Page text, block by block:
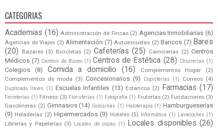
CATEGORIAS
Academias (16) Administración de Fincas (2) Agencias Inmobiliarias (6)
Agencias de Viajes (2) Alimentación (7) Autoescuelas (2) Bancos (7) Bares
(20)
Bazares (3) Bicicletas (2) Cafeterías (25) Carnicerías (2) Centros
Médicos (7) Centros de Buceo (1) Centros de Estética (28) Churrerías (1)
Colegios (8) Comida a domicilio (16) Complementos Hogar
(2)
Complementos de moda (3) Concesionarios (9) Copisterías (1) Correos (4)
Duplicado llaves (1) Escuelas Infantiles (13) Estancos (2) Farmacias (17)
Ferreterías (1) Fitness (3) Floristerías (1) Fotografía (1) Fruterías (2) Fundaciones (3)
Gasolineras (2) Gimnasios (14) Golosinas (1) Haloterapia (1) Hamburgueserías
(9) Heladerías (2) Hipermercados (9) Hoteles (5) Informática (1) Lavacoches (1)
Librerías y Papelerías (3) Locales de copas (1) Locales disponibles (26)